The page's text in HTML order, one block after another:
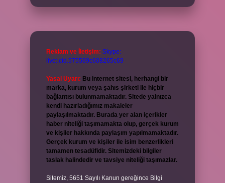
Reklam ve İletişim: Skype:
live:.cid.575569c608265c69
Yasal Uyarı: Bu internet sitesi, herhangi bir
marka, kurum veya şahıs şirketi ile hiçbir
bağlantısı bulunmamaktadır. Sitede yalnızca
kendi hazırladığımız makaleler
paylaşılmaktadır. Burada yer alan içerikler
haber niteliği taşımamakta olup, gerçek kurum
ve kişiler hakkında paylaşım yapılmamaktadır.
Gerçek kurum ve kişiler ile isim benzerlikleri
tamamen tesadüfidir. Sitemizdeki bilgiler
taslak halindedir ve tavsiye niteliği taşımazlar.
Sitemiz, 5651 Sayılı Kanun gereğince Bilgi